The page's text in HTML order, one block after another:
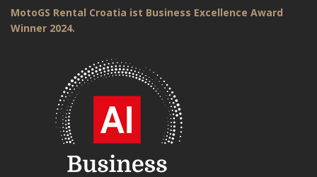
MotoGS Rental Croatia ist Business Excellence Award
Winner 2024.